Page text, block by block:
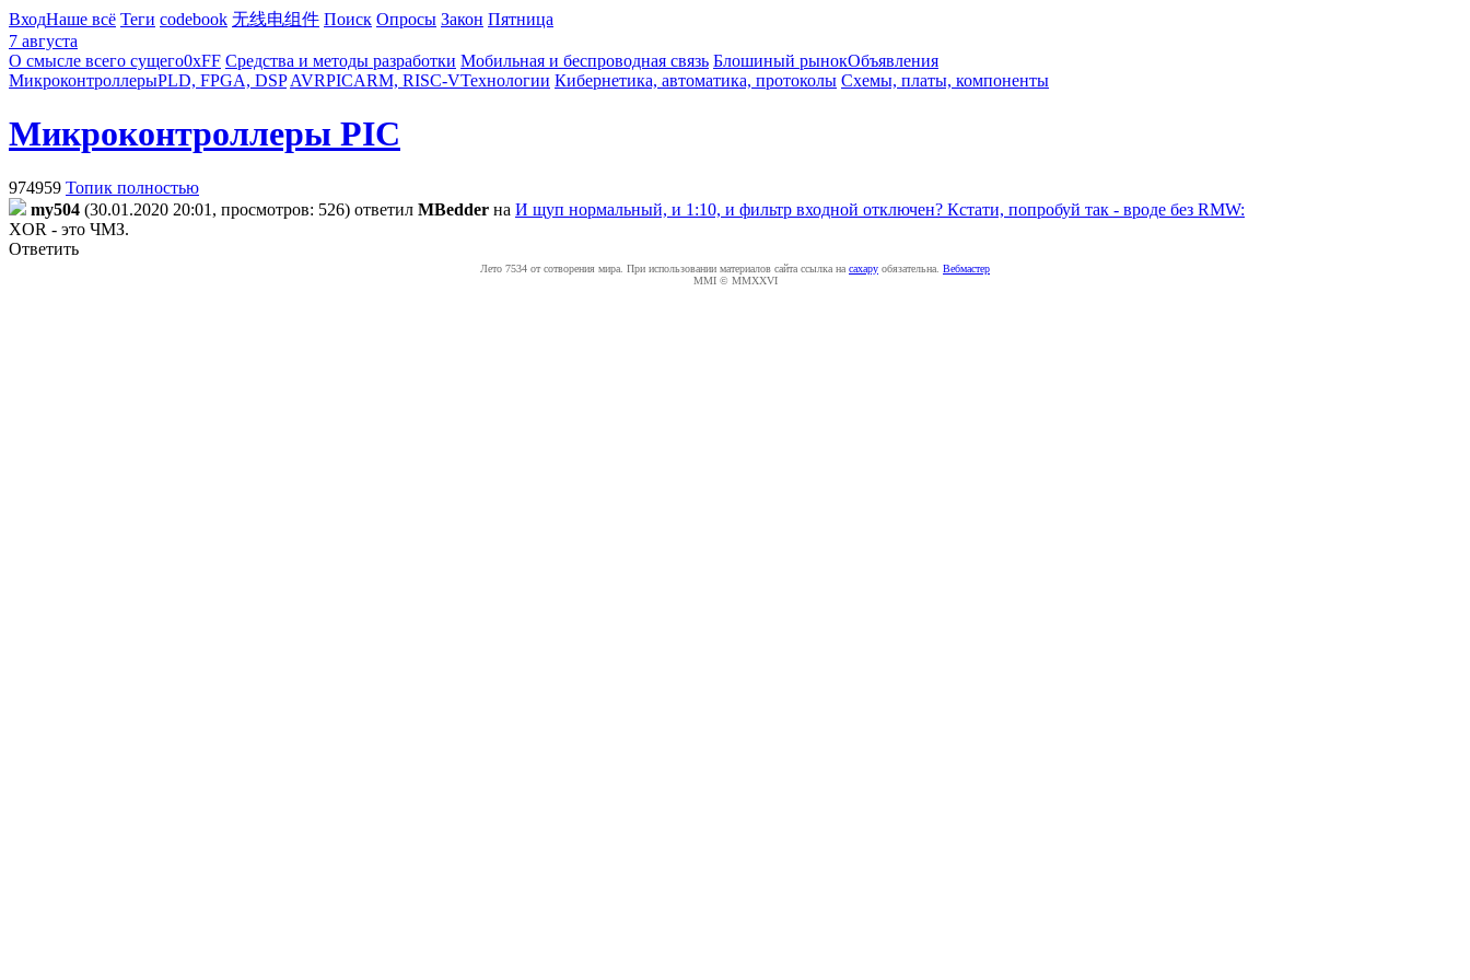
ВходНаше всё Теги codebook 无线电组件 Поиск Опросы Закон Пятница
7 августа
О смысле всего сущего0xFF Средства и методы разработки Мобильная и беспроводная связь Блошиный рынокОбъявления
МикроконтроллерыPLD, FPGA, DSP AVRPICARM, RISC-VТехнологии Кибернетика, автоматика, протоколы Схемы, платы, компоненты
Микроконтроллеры PIC
974959 Топик полностью
my504 (30.01.2020 20:01, просмотров: 526) ответил MBedder на И щуп нормальный, и 1:10, и фильтр входной отключен? Кстати, попробуй так - вроде без RMW:
XOR - это ЧМЗ.
Ответить
Лето 7534 от сотворения мира. При использовании материалов сайта ссылка на caxapу обязательна. Вебмастер
MMI © MMXXVI